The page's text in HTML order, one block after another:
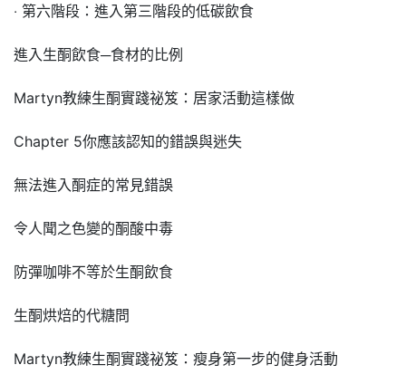
‧ 第六階段：進入第三階段的低碳飲食
進入生酮飲食─食材的比例
Martyn教練生酮實踐祕笈：居家活動這樣做
Chapter 5你應該認知的錯誤與迷失
無法進入酮症的常見錯誤
令人聞之色變的酮酸中毒
防彈咖啡不等於生酮飲食
生酮烘焙的代糖問
Martyn教練生酮實踐祕笈：瘦身第一步的健身活動